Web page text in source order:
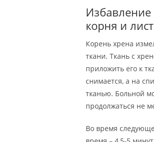
корня и
Корень хрена
ткани. Ткань с
приложить его к
снимается, а на
тканью. Больной
продолжаться не
Во время